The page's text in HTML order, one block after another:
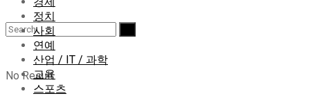
No Result
정치
사회
연예
산업 / IT / 과학
교육
스포츠